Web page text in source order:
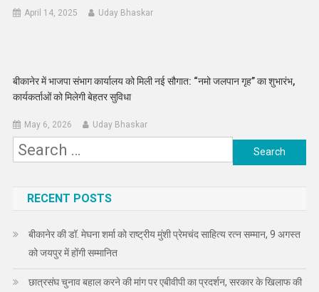
April 14, 2025 Uday Bhaskar
बीकानेर में भाजपा संभाग कार्यालय को मिली नई सौगात: “नमो जलपान गृह” का शुभारंभ,
कार्यकर्ताओं को मिलेगी बेहतर सुविधा
May 6, 2026 Uday Bhaskar
Search
RECENT POSTS
बीकानेर की डॉ. मेघना शर्मा को राष्ट्रीय मुंशी प्रेमचंद साहित्य रत्न सम्मान, 9 अगस्त
को जयपुर में होंगी सम्मानित
छात्रसंघ चुनाव बहाल करने की मांग पर एबीवीपी का प्रदर्शन, सरकार के खिलाफ की